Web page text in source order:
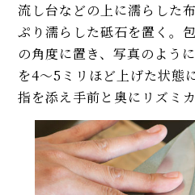
流し台などの上に濡らした
ぷり濡らした砥石を置く。
の角度に置き、写真のよう
を4〜5ミリほど上げた状態
指を添え手前と奥にリズミカ